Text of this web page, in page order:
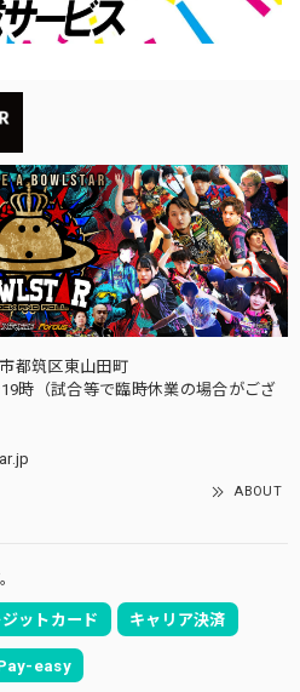
都筑区東山田町
時（試合等で臨時休業の場合がござ
ABOUT
ットカード キャリア決済
easy